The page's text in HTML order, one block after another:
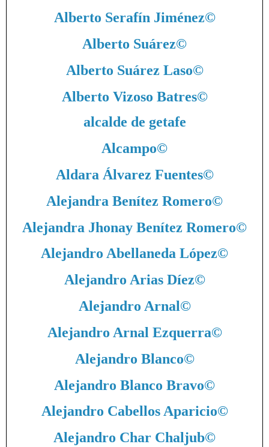
Alberto Serafín Jiménez©
Alberto Suárez©
Alberto Suárez Laso©
Alberto Vizoso Batres©
alcalde de getafe
Alcampo©
Aldara Álvarez Fuentes©
Alejandra Benítez Romero©
Alejandra Jhonay Benítez Romero©
Alejandro Abellaneda López©
Alejandro Arias Díez©
Alejandro Arnal ©
Alejandro Arnal Ezquerra©
Alejandro Blanco©
Alejandro Blanco Bravo©
Alejandro Cabellos Aparicio©
Alejandro Char Chaljub©